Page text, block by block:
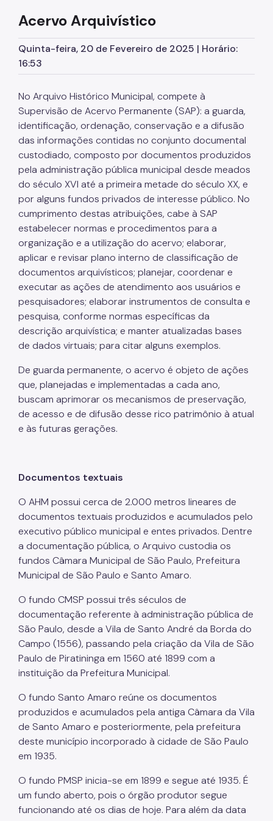
Acervo da Biblioteca
Publicações
História dos Bairros de São Paulo
Revista do Arquivo Municipal
Educativo
Exposições
Editais
Dicionário de Ruas
Festival Arquivo Aberto
Acervo Arquivístico
Quinta-feira, 20 de Fevereiro de 2025 | Horário:
16:53
No Arquivo Histórico Municipal, compete à
Supervisão de Acervo Permanente (SAP): a guarda,
identificação, ordenação, conservação e a difusão
das informações contidas no conjunto documental
custodiado, composto por documentos produzidos
pela administração pública municipal desde meados
do século XVI até a primeira metade do século XX, e
por alguns fundos privados de interesse público. No
cumprimento destas atribuições, cabe à SAP
estabelecer normas e procedimentos para a
organização e a utilização do acervo; elaborar,
aplicar e revisar plano interno de classificação de
documentos arquivísticos; planejar, coordenar e
executar as ações de atendimento aos usuários e
pesquisadores; elaborar instrumentos de consulta e
pesquisa, conforme normas específicas da
descrição arquivística; e manter atualizadas bases
de dados virtuais; para citar alguns exemplos.
De guarda permanente, o acervo é objeto de ações
que, planejadas e implementadas a cada ano,
buscam aprimorar os mecanismos de preservação,
de acesso e de difusão desse rico patrimônio à atual
e às futuras gerações.
Documentos textuais
O AHM possui cerca de 2.000 metros lineares de
documentos textuais produzidos e acumulados pelo
executivo público municipal e entes privados. Dentre
a documentação pública, o Arquivo custodia os
fundos Câmara Municipal de São Paulo, Prefeitura
Municipal de São Paulo e Santo Amaro.
O fundo CMSP possui três séculos de
documentação referente à administração pública de
São Paulo, desde a Vila de Santo André da Borda do
Campo (1556), passando pela criação da Vila de São
Paulo de Piratininga em 1560 até 1899 com a
instituição da Prefeitura Municipal.
O fundo Santo Amaro reúne os documentos
produzidos e acumulados pela antiga Câmara da Vila
de Santo Amaro e posteriormente, pela prefeitura
deste município incorporado à cidade de São Paulo
em 1935.
O fundo PMSP inicia-se em 1899 e segue até 1935. É
um fundo aberto, pois o órgão produtor segue
funcionando até os dias de hoje. Para além da data